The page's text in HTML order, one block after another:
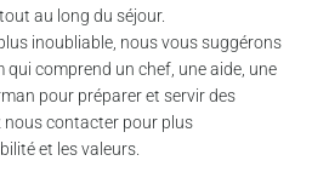
au long du séjour.
inoubliable, nous vous suggérons
comprend un chef, une aide, une
pour préparer et servir des
nous contacter pour plus
et les valeurs.